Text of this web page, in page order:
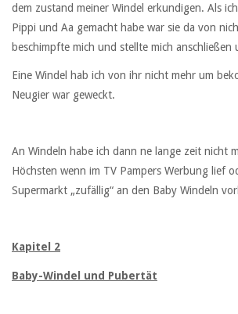
dem zustand meiner Windel erkundigen. Als
Pippi und Aa gemacht habe war sie da von
beschimpfte mich und stellte mich anschließen
Eine Windel hab ich von ihr nicht mehr um
Neugier war geweckt.
An Windeln habe ich dann ne lange zeit nicht
Höchsten wenn im TV Pampers Werbung lief
Supermarkt „zufällig“ an den Baby Windeln
Kapitel 2
Baby-Windel und Pubertät